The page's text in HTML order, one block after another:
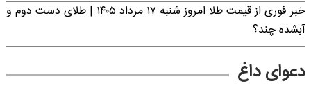
خبر فوری از قیمت طلا امروز شنبه ۱۷ مرداد ۱۴۰۵ | طلای دست دوم و
آبشده چند؟
دعوای داغ